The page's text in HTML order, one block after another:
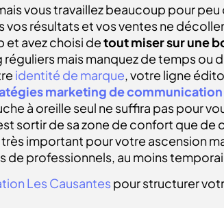
vous travaillez beaucoup pour peu
vos résultats et vos ventes ne
et avez choisi detout miser sur une
réguliers mais manquez de temps
identité de marque , votre ligne
marketing de communication
à oreille seul ne suffira pas pour
sortir de sa zone de confort que
important pour votre ascension
de professionnels, au moins
Les Causantes pour structurer